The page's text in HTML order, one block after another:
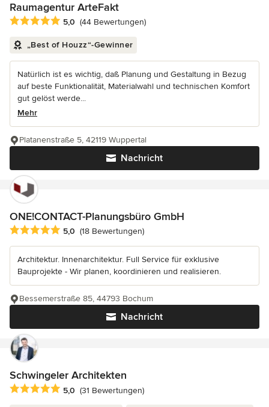
Raumagentur ArteFakt
Durchschnittliche Bewertung: 5 von 5 Sternen
5,0 (44 Bewertungen)
„Best of Houzz“-Gewinner
Natürlich ist es wichtig, daß Planung und Gestaltung in Bezug
auf beste Funktionalität, Materialwahl und technischen Komfort
gut gelöst werde...
Mehr
Nachricht
Platanenstraße 5, 42119 Wuppertal
ONE!CONTACT-Planungsbüro GmbH
Durchschnittliche Bewertung: 5 von 5 Sternen
5,0 (18 Bewertungen)
Architektur. Innenarchitektur. Full Service für exklusive
Bauprojekte - Wir planen, koordinieren und realisieren.
Nachricht
Bessemerstraße 85, 44793 Bochum
Schwingeler Architekten
Durchschnittliche Bewertung: 5 von 5 Sternen
5,0 (31 Bewertungen)